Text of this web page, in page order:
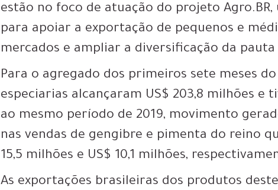
estão no foco de atuação do projeto
para apoiar a exportação de pequenos e
mercados e ampliar a diversificação da
Para o agregado dos primeiros sete meses
especiarias alcançaram US$ 203,8 milhões e
ao mesmo período de 2019, movimento
nas vendas de gengibre e pimenta do reino
15,5 milhões e US$ 10,1 milhões,
As exportações brasileiras dos produtos